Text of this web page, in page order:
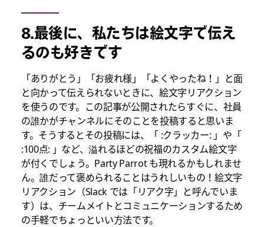
8.最後に、私たちは絵文字で伝え
るのも好きです
「ありがとう」「お疲れ様」「よくやったね！」と面
と向かって伝えられないときに、絵文字リアクション
を使うのです。この記事が公開されたらすぐに、社員
の誰かがチャンネルにそのことを投稿すると思いま
す。そうするとその投稿には、「 :クラッカー: 」や「
:100点: 」など、溢れるほどの祝福のカスタム絵文字
が付くでしょう。Party Parrot も現れるかもしれませ
ん。誰だって褒められることはうれしいもの！絵文字
リアクション（Slack では「リアク字」と呼んでいま
す）は、チームメイトとコミュニケーションするため
の手軽でちょっといい方法です。